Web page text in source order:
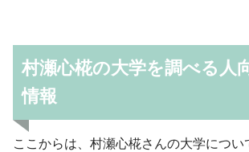
村瀬心椛の大学を調べる人
情報
ここからは、村瀬心椛さんの大学につ